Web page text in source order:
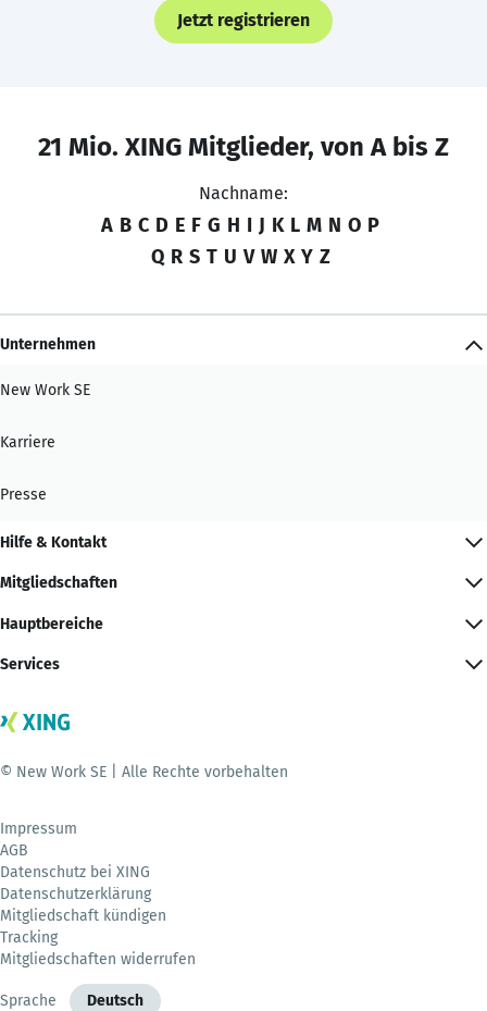
Jetzt registrieren
21 Mio. XING Mitglieder, von A bis Z
Nachname:
A B C D E F G H I J K L M N O P
Q R S T U V W X Y Z
Unternehmen
New Work SE
Karriere
Presse
Hilfe & Kontakt
Mitgliedschaften
Hauptbereiche
Services
© New Work SE | Alle Rechte vorbehalten
Impressum
AGB
Datenschutz bei XING
Datenschutzerklärung
Mitgliedschaft kündigen
Tracking
Mitgliedschaften widerrufen
Sprache Deutsch